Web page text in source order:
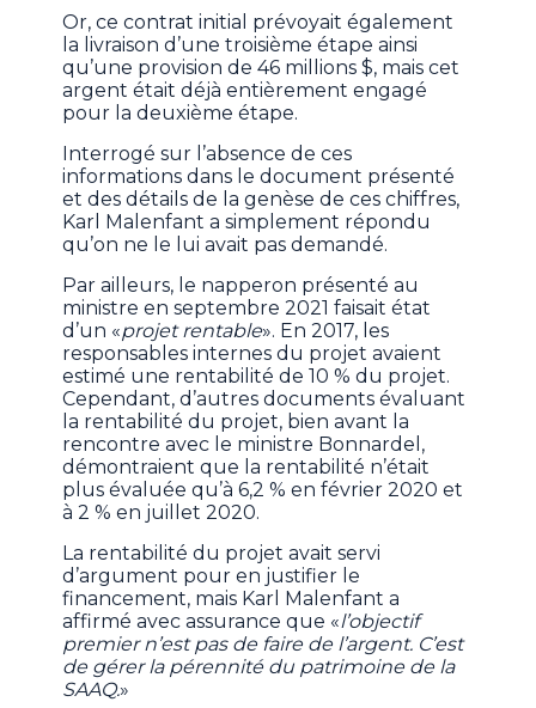
Or, ce contrat initial prévoyait également
la livraison d’une troisième étape ainsi
qu’une provision de 46 millions $, mais cet
argent était déjà entièrement engagé
pour la deuxième étape.
Interrogé sur l’absence de ces
informations dans le document présenté
et des détails de la genèse de ces chiffres,
Karl Malenfant a simplement répondu
qu’on ne le lui avait pas demandé.
Par ailleurs, le napperon présenté au
ministre en septembre 2021 faisait état
d’un «projet rentable». En 2017, les
responsables internes du projet avaient
estimé une rentabilité de 10 % du projet.
Cependant, d’autres documents évaluant
la rentabilité du projet, bien avant la
rencontre avec le ministre Bonnardel,
démontraient que la rentabilité n’était
plus évaluée qu’à 6,2 % en février 2020 et
à 2 % en juillet 2020.
La rentabilité du projet avait servi
d’argument pour en justifier le
financement, mais Karl Malenfant a
affirmé avec assurance que «l’objectif
premier n’est pas de faire de l’argent. C’est
de gérer la pérennité du patrimoine de la
SAAQ.»